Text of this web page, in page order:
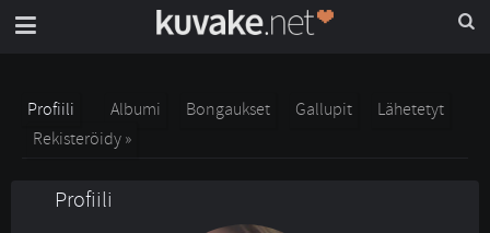
Profiili Albumi Bongaukset Gallupit
Lähetetyt
Rekisteröidy »
Profiili